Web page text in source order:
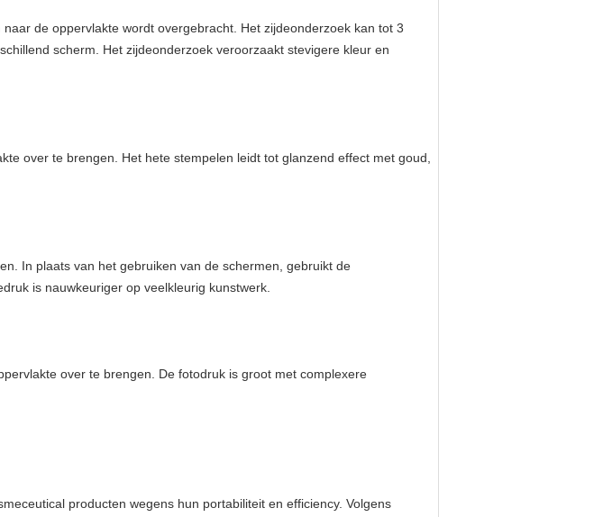
de oppervlakte wordt overgebracht. Het zijdeonderzoek kan tot 3
scherm. Het zijdeonderzoek veroorzaakt stevigere kleur en
over te brengen. Het hete stempelen leidt tot glanzend effect met goud,
In plaats van het gebruiken van de schermen, gebruikt de
is nauwkeuriger op veelkleurig kunstwerk.
over te brengen. De fotodruk is groot met complexere
producten wegens hun portabiliteit en efficiency. Volgens